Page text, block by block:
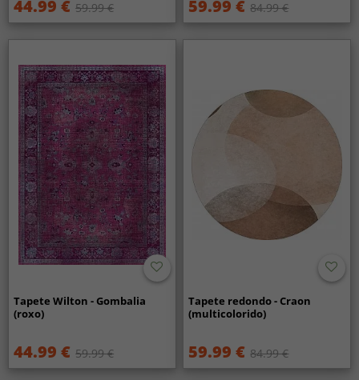
44.99 € 59.99 € 59.99 € 84.99 €
Tapete Wilton - Gombalia
(roxo)
44.99 € 59.99 €
Tapete redondo - Craon
(multicolorido)
59.99 € 84.99 €